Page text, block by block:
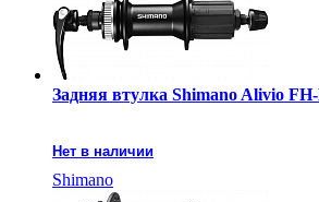
Задняя втулка Shimano Alivio
Нет в наличии
Shimano